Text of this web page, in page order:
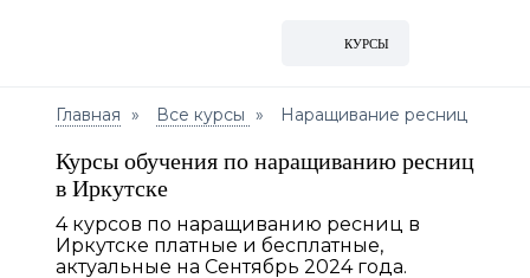
КУРСЫ
Главная Все курсы Наращивание ресниц
Курсы обучения по наращиванию ресниц
в Иркутске
4 курсов по наращиванию ресниц в
Иркутске платные и бесплатные,
актуальные на Сентябрь 2024 года.